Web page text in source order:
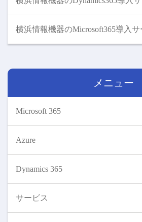
横浜情報機器のMicrosoft365導入サ
メニュー
Microsoft 365
Azure
Dynamics 365
サービス